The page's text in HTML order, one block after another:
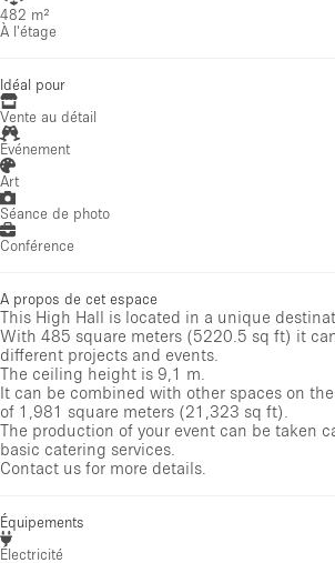
482 m²
À l'étage
Idéal pour
Vente au détail
Événement
Art
Séance de photo
Conférence
A propos de cet espace
This High Hall is located in a unique
With 485 square meters (5220.5 sq ft) it
different projects and events.
The ceiling height is 9,1 m.
It can be combined with other spaces on
of 1,981 square meters (21,323 sq ft).
The production of your event can be taken
basic catering services.
Contact us for more details.
Équipements
Électricité